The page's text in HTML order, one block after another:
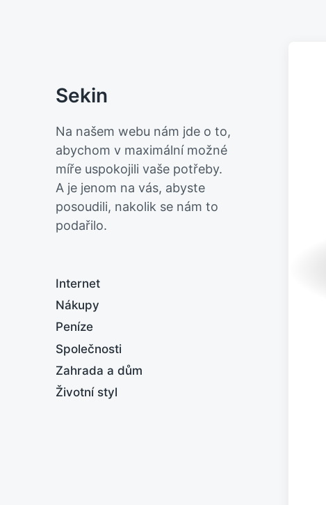
Sekin
Na našem webu nám jde o to,
abychom v maximální možné
míře uspokojili vaše potřeby.
A je jenom na vás, abyste
posoudili, nakolik se nám to
podařilo.
Internet
Nákupy
Peníze
Společnosti
Zahrada a dům
Životní styl